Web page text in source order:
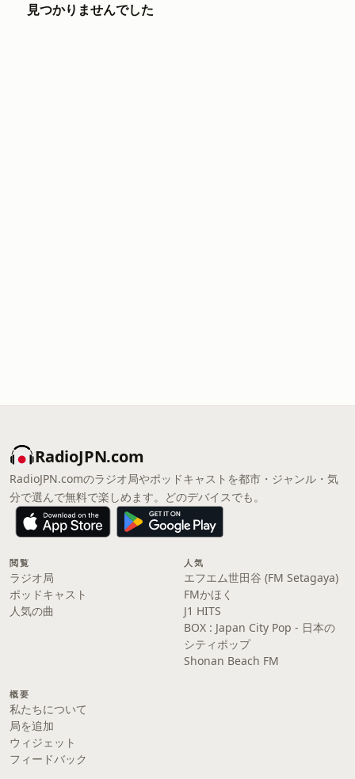
見つかりませんでした
RadioJPN.com
RadioJPN.comのラジオ局やポッドキャストを都市・ジャンル・気
分で選んで無料で楽しめます。どのデバイスでも。
閲覧
ラジオ局
ポッドキャスト
人気の曲
人気
エフエム世田谷 (FM Setagaya)
FMかほく
J1 HITS
BOX : Japan City Pop - 日本の
シティポップ
Shonan Beach FM
概要
私たちについて
局を追加
ウィジェット
フィードバック